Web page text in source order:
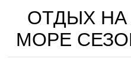
ОТДЫХ
МОРЕ